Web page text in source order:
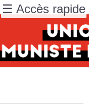
☰ Accès rapide